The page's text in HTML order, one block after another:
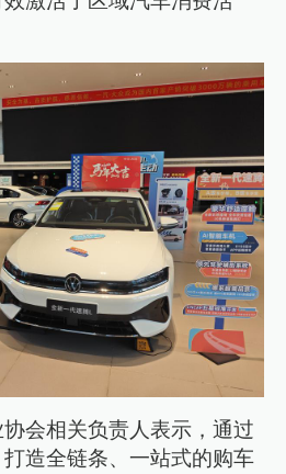
会相关负责人表示，通过
造全链条、一站式的购车